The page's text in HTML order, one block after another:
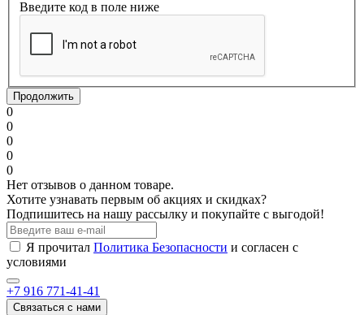
Введите код в поле ниже
Продолжить
0
0
0
0
0
Нет отзывов о данном товаре.
Хотите узнавать первым об акциях и скидках?
Подпишитесь на нашу рассылку и покупайте с выгодой!
Я прочитал Политика Безопасности и согласен с
условиями
+7 916 771-41-41
Связаться с нами